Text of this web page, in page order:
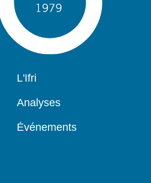
Navigation
L'Ifri
Analyses
Événements